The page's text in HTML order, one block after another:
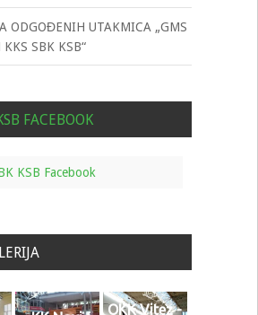
ODGOĐENIH UTAKMICA „GMS
SBK KSB“
FACEBOOK
KSB Facebook
OKK Vitez -